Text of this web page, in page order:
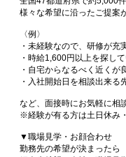
様々な希望に沿ったご提案
〈例〉
・未経験なので、研修が充
・時給1,600円以上を探し
・自宅からなるべく近くが
・入社開始日を相談出来る
など、面接時にお気軽に相
※経験が有る方は土日休み
▼職場見学・お顔合わせ
勤務先の希望が決まったら